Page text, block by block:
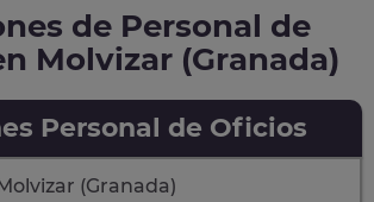
de Personal de
Molvizar (Granada)
Personal de Oficios
(Granada)